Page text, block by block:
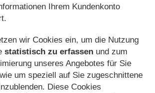
Ihrem Kundenkonto
wir Cookies ein, um die Nutzung
statistisch zu erfassen und zum
unseres Angebotes für Sie
um speziell auf Sie zugeschnittene
Diese Cookies